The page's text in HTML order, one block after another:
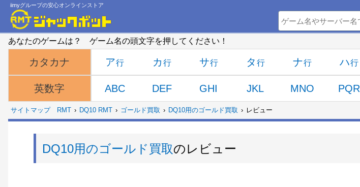
iimyグループの安心オンラインストア
あなたのゲームは？ ゲーム名の頭文字を押してください！
カタカナ
英数字
ア カ サ タ ナ ハ
ABC DEF GHI JKL MNO PQR
サイトマップ RMT DQ10 RMT ゴールド買取 DQ10用のゴールド買取 レビュー
DQ10用のゴールド買取のレビュー